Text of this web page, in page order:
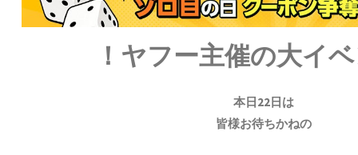
！ヤフー主催の大イ
本日22日は
皆様お待ちかねの